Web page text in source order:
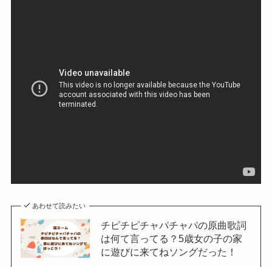
あわせて読みたい
チピチピチャパチャパの原曲歌詞
は何て言ってる？5歳女の子の家
に遊びに来てねソングだった！